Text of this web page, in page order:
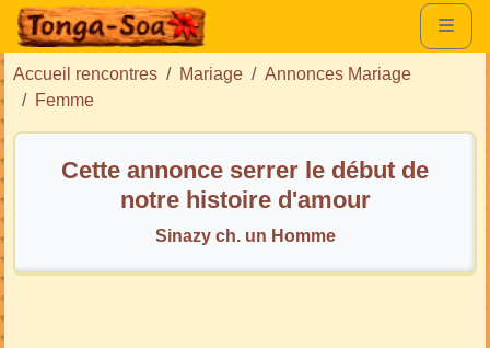
Accueil rencontres Mariage
Annonces Mariage
Femme
Cette annonce serrer le début de
notre histoire d'amour
Sinazy ch. un Homme